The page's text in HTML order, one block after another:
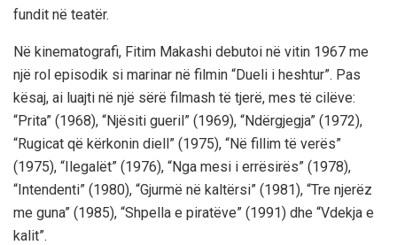
fundit në teatër.
Në kinematografi, Fitim Makashi debutoi në vitin 1967 me
një rol episodik si marinar në filmin “Dueli i heshtur”. Pas
kësaj, ai luajti në një sërë filmash të tjerë, mes të cilëve:
“Prita” (1968), “Njësiti gueril” (1969), “Ndërgjegja” (1972),
“Rugicat që kërkonin diell” (1975), “Në fillim të verës”
(1975), “Ilegalët” (1976), “Nga mesi i errësirës” (1978),
“Intendenti” (1980), “Gjurmë në kaltërsi” (1981), “Tre njerëz
me guna” (1985), “Shpella e piratëve” (1991) dhe “Vdekja e
kalit”.